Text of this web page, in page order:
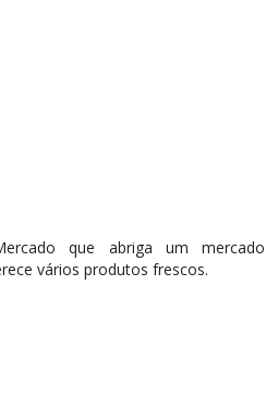
que abriga um mercado
vários produtos frescos.